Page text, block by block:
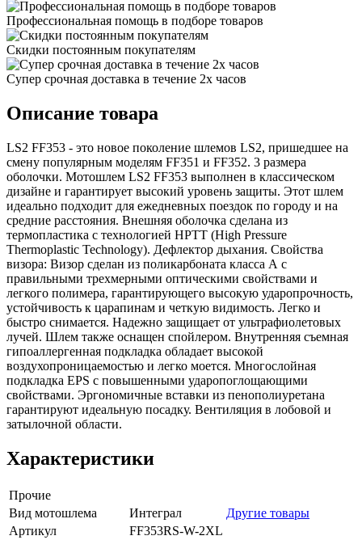
Профессиональная помощь в подборе товаров
Скидки постоянным покупателям
Супер срочная доставка в течение 2х часов
Описание товара
LS2 FF353 - это новое поколение шлемов LS2, пришедшее на
смену популярным моделям FF351 и FF352. 3 размера
оболочки. Мотошлем LS2 FF353 выполнен в классическом
дизайне и гарантирует высокий уровень защиты. Этот шлем
идеально подходит для ежедневных поездок по городу и на
средние расстояния. Внешняя оболочка сделана из
термопластика с технологией HPTT (High Pressure
Thermoplastic Technology). Дефлектор дыхания. Свойства
визора: Визор сделан из поликарбоната класса А с
правильными трехмерными оптическими свойствами и
легкого полимера, гарантирующего высокую ударопрочность,
устойчивость к царапинам и четкую видимость. Легко и
быстро снимается. Надежно защищает от ультрафиолетовых
лучей. Шлем также оснащен спойлером. Внутренняя съемная
гипоаллергенная подкладка обладает высокой
воздухопроницаемостью и легко моется. Многослойная
подкладка EPS с повышенными ударопоглощающими
свойствами. Эргономичные вставки из пенополиуретана
гарантируют идеальную посадку. Вентиляция в лобовой и
затылочной области.
Характеристики
Прочие
Вид мотошлема
Интеграл
Другие товары
Артикул
FF353RS-W-2XL